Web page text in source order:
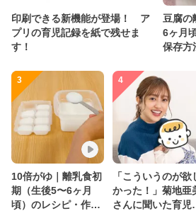
印刷できる新機能が登場！ ア
プリの育児記録を紙で残せま
す！
豆腐の
6ヶ月
保存方
3
10倍がゆ｜離乳食初
期（生後5〜6ヶ月
頃）のレシピ・作り
4
「こういうのが欲
かった！」菊地亜
さんに聞いた育児